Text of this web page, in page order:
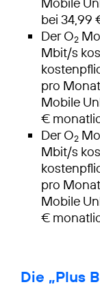
bei 34,99
Der O2
Mbit/s
pro
Mobile
€
Der O2
Mbit/s
pro
Mobile
€
Die „Plus